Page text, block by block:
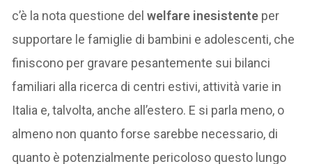
c’è la nota questione delwelfare inesistente per
supportare le famiglie di bambini e adolescenti, che
finiscono per gravare pesantemente sui bilanci
familiari alla ricerca di centri estivi, attività varie in
Italia e, talvolta, anche all’estero. E si parla meno, o
almeno non quanto forse sarebbe necessario, di
quanto è potenzialmente pericoloso questo lungo